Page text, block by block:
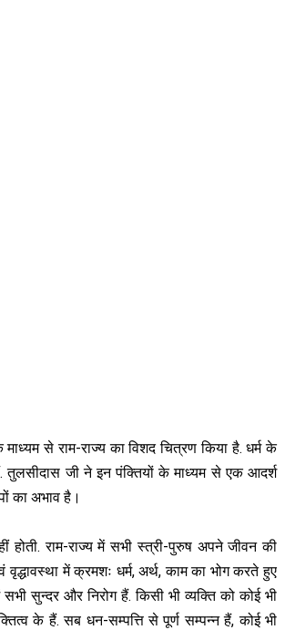
से राम-राज्य का विशद चित्रण किया है. धर्म के
तुलसीदास जी ने इन पंक्तियों के माध्यम से एक आदर्श
का अभाव है।
होती. राम-राज्य में सभी स्त्री-पुरुष अपने जीवन की
वृद्धावस्था में क्रमशः धर्म, अर्थ, काम का भोग करते हुए
सुन्दर और निरोग हैं. किसी भी व्यक्ति को कोई भी
के हैं. सब धन-सम्पत्ति से पूर्ण सम्पन्न हैं, कोई भी